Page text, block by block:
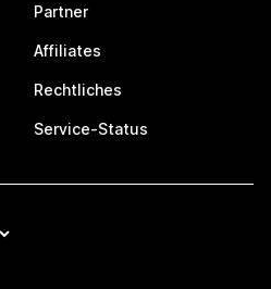
Partner
Affiliates
Rechtliches
Service-Status